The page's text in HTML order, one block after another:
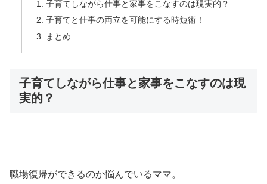
子育てしながら仕事と家事をこなすのは現実的？
子育てと仕事の両立を可能にする時短術！
まとめ
子育てしながら仕事と家事をこなすのは現
実的？
職場復帰ができるのか悩んでいるママ。